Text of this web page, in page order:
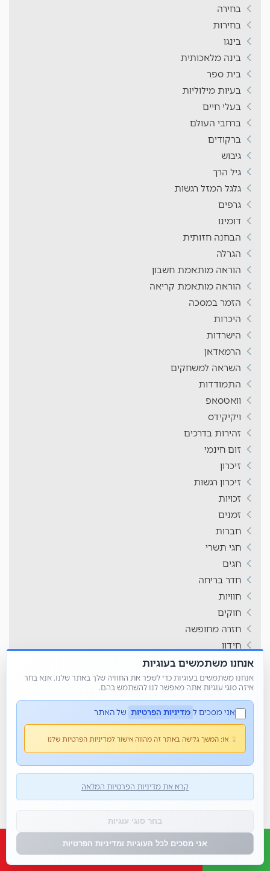
בחירה
בחירות
בינגו
בינה מלאכותית
בית ספר
בעיות מילוליות
בעלי חיים
ברחבי העולם
ברקודים
גיבוש
גיל הרך
גלגל המזל רגשות
גרפים
דומינו
הבחנה חזותית
הגרלה
הוראה מותאמת חשבון
הוראה מותאמת קריאה
הזמר במסכה
היכרות
הישרדות
הרמאדאן
השראה למשחקים
התמודדות
וואטסאפ
ויקיקידס
זהירות בדרכים
זום חינמי
זיכרון
זיכרון רגשות
זכויות
זמנים
חברות
חגי תשרי
חגים
חדר בריחה
חוויות
חוקים
חזרה מחופשה
חידון
חידות בציורים
חנוכה
חשבון
חשיבה יצירתית
טורניר משחקים
טיול שנתי
טיפים לסטודנטים
יום הזיכרון
יום המשפחה
אנחנו משתמשים בעוגיות
אנחנו משתמשים בעוגיות כדי לשפר את החוויה שלך באתר שלנו. אנא בחר
איזה סוגי עוגיות אתה מאפשר לנו להשתמש בהם.
אני מסכים ל מדיניות הפרטיות של האתר
או: המשך גלישה באתר זה מהווה אישור למדיניות הפרטיות שלנו
קרא את מדיניות הפרטיות המלאה
בחר סוגי עוגיות
אני מסכים לכל העוגיות ומדיניות הפרטיות